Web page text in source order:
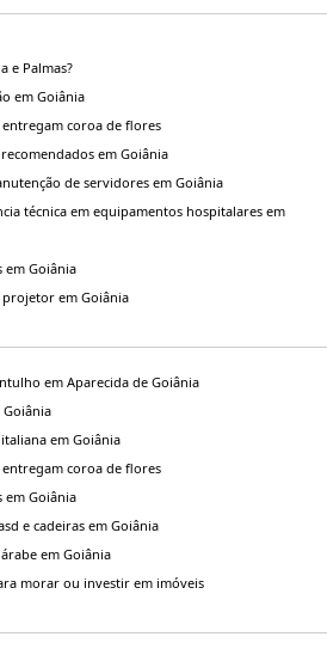
e Palmas?
em Goiânia
coroa de flores
em Goiânia
de servidores em Goiânia
técnica em equipamentos hospitalares em
em Goiânia
projetor em Goiânia
em Aparecida de Goiânia
Goiânia
em Goiânia
coroa de flores
em Goiânia
e cadeiras em Goiânia
em Goiânia
morar ou investir em imóveis